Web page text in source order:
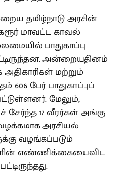
தமிழ்நாடு அரசின்
மாவட்ட காவல்
பாதுகாப்பு
அன்றையதினம்
அதிகாரிகள் மற்றும்
பேர் பாதுகாப்புப்
மேலும்,
17 வீரர்கள் அங்கு
அரசியல்
வழங்கப்படும்
எண்ணிக்கையைவிட